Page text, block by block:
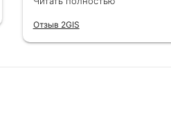
оперативно , сроки
тоже соблюдаются.
Отзыв 2GIS